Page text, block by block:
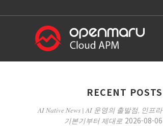
RECENT POSTS
AI Native News | AI 운영의 출발점, 인프라
기본기부터 제대로 2026-08-06